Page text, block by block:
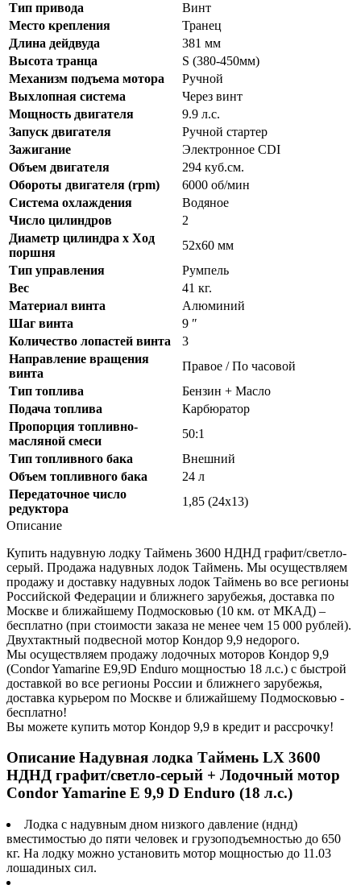
Тип привода
Винт
Место крепления
Транец
Длина дейдвуда
381 мм
Высота транца
S (380-450мм)
Механизм подъема мотора
Ручной
Выхлопная система
Через винт
Мощность двигателя
9.9 л.с.
Запуск двигателя
Ручной стартер
Зажигание
Электронное CDI
Объем двигателя
294 куб.см.
Обороты двигателя (rpm)
6000 об/мин
Система охлаждения
Водяное
Число цилиндров
2
Диаметр цилиндра x Ход
поршня
52х60 мм
Тип управления
Румпель
Вес
41 кг.
Материал винта
Алюминий
Шаг винта
9 ″
Количество лопастей винта
3
Направление вращения
винта
Правое / По часовой
Тип топлива
Бензин + Масло
Подача топлива
Карбюратор
Пропорция топливно-
масляной смеси
50:1
Тип топливного бака
Внешний
Объем топливного бака
24 л
Передаточное число
редуктора
1,85 (24х13)
Описание
Купить надувную лодку Таймень 3600 НДНД графит/светло-
серый. Продажа надувных лодок Таймень. Мы осуществляем
продажу и доставку надувных лодок Таймень во все регионы
Российской Федерации и ближнего зарубежья, доставка по
Москве и ближайшему Подмосковью (10 км. от МКАД) –
бесплатно (при стоимости заказа не менее чем 15 000 рублей).
Двухтактный подвесной мотор Кондор 9,9 недорого.
Мы осуществляем продажу лодочных моторов Кондор 9,9
(Condor Yamarine E9,9D Enduro мощностью 18 л.с.) с быстрой
доставкой во все регионы России и ближнего зарубежья,
доставка курьером по Москве и ближайшему Подмосковью -
бесплатно!
Вы можете купить мотор Кондор 9,9 в кредит и рассрочку!
Описание Надувная лодка Таймень LX 3600
НДНД графит/светло-серый + Лодочный мотор
Condor Yamarine E 9,9 D Enduro (18 л.с.)
Лодка с надувным дном низкого давление (нднд)
вместимостью до пяти человек и грузоподъемностью до 650
кг. На лодку можно установить мотор мощностью до 11.03
лошадиных сил.